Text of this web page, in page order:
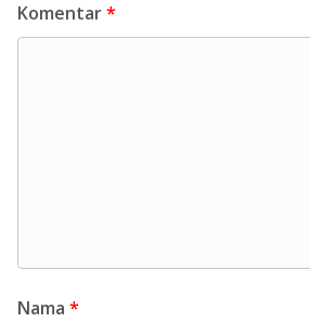
Komentar*
Nama *